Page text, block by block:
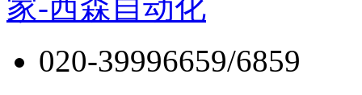
020-39996659/6859